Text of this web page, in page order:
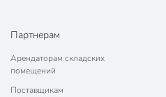
Текстура
Артикул производителя
Модель
Партнерам
Арендаторам складских
помещений
Поставщикам